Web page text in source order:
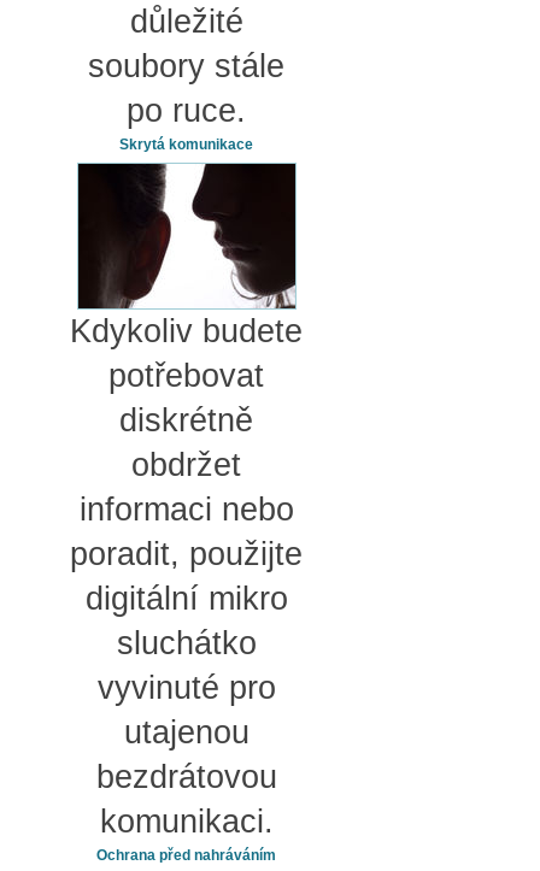
důležité
soubory stále
po ruce.
Skrytá komunikace
Kdykoliv budete
potřebovat
diskrétně
obdržet
informaci nebo
poradit, použijte
digitální mikro
sluchátko
vyvinuté pro
utajenou
bezdrátovou
komunikaci.
Ochrana před nahráváním